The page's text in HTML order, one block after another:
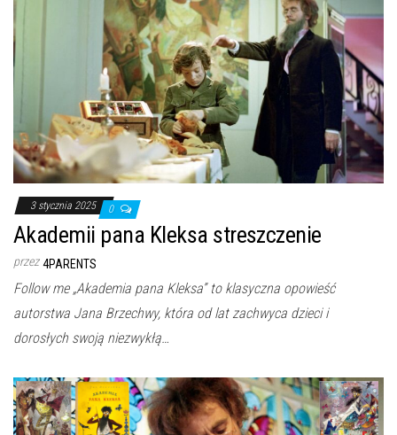
3 stycznia 2025 0
Akademii pana Kleksa streszczenie
przez 4PARENTS
Follow me „Akademia pana Kleksa” to klasyczna opowieść
autorstwa Jana Brzechwy, która od lat zachwyca dzieci i
dorosłych swoją niezwykłą…